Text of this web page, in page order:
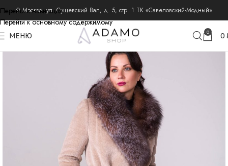
Перейти к навигации
Перейти к основному содержимому
⚲ Москва, ул. Сущевский Вал, д. 5, стр. 1 ТК «Савеловский-Модный»
МЕНЮ 0 0
главная пальто из шерсти альпака пальто альпака зимние